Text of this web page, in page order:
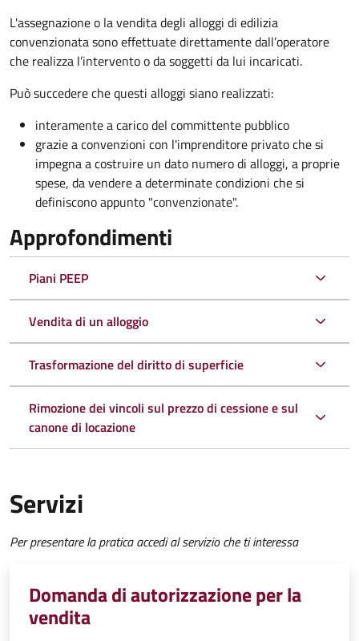
L'assegnazione o la vendita degli alloggi di edilizia
convenzionata sono effettuate direttamente dall’operatore
che realizza l’intervento o da soggetti da lui incaricati.
Può succedere che questi alloggi siano realizzati:
interamente a carico del committente pubblico
grazie a convenzioni con l'imprenditore privato che si
impegna a costruire un dato numero di alloggi, a proprie
spese, da vendere a determinate condizioni che si
definiscono appunto "convenzionate".
Approfondimenti
Piani PEEP
Vendita di un alloggio
Trasformazione del diritto di superficie
Rimozione dei vincoli sul prezzo di cessione e sul
canone di locazione
Servizi
Per presentare la pratica accedi al servizio che ti interessa
Domanda di autorizzazione per la
vendita